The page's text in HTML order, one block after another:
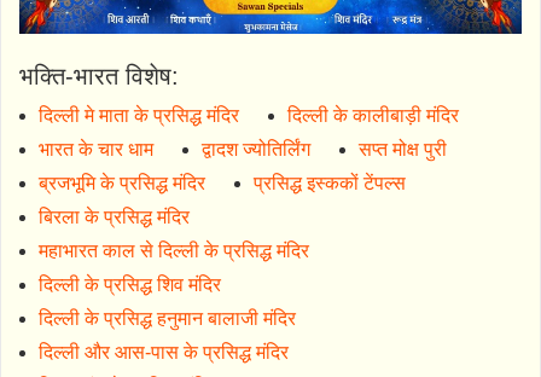
भक्ति-भारत विशेष:
दिल्ली मे माता के प्रसिद्ध मंदिर
दिल्ली के कालीबाड़ी मंदिर
भारत के चार धाम
द्वादश ज्योतिर्लिंग
सप्त मोक्ष पुरी
ब्रजभूमि के प्रसिद्ध मंदिर
प्रसिद्ध इस्ककों टेंपल्स
बिरला के प्रसिद्ध मंदिर
महाभारत काल से दिल्ली के प्रसिद्ध मंदिर
दिल्ली के प्रसिद्ध शिव मंदिर
दिल्ली के प्रसिद्ध हनुमान बालाजी मंदिर
दिल्ली और आस-पास के प्रसिद्ध मंदिर